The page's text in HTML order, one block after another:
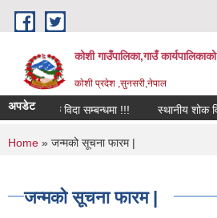
Skip to main content
कोशी गाउँपालिका,गाउँ
काेशी प्रदेश ,सुनसरी,नेपाल
अपडेटशोक विदा सम्बन्धमा !!!
You are here
Home » जन्मको सूचना फारम |
जन्मको सूचना फारम |